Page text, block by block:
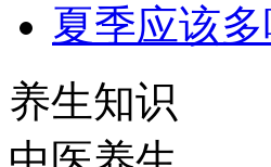
夏季应该
养生知识